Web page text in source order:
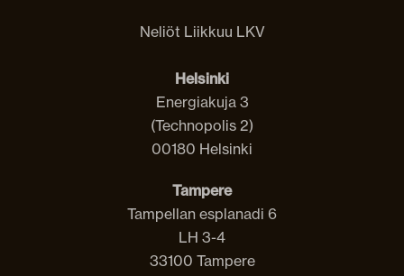
Neliöt Liikkuu LKV
Helsinki
Energiakuja 3
(Technopolis 2)
00180 Helsinki
Tampere
Tampellan esplanadi 6
LH 3-4
33100 Tampere